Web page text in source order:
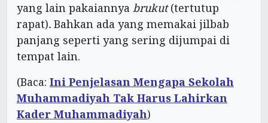
yang lain pakaiannya brukut(tertutup
rapat). Bahkan ada yang memakai jilbab
panjang seperti yang sering dijumpai di
tempat lain.
(Baca: Ini Penjelasan Mengapa Sekolah
Muhammadiyah Tak Harus Lahirkan
Kader Muhammadiyah)